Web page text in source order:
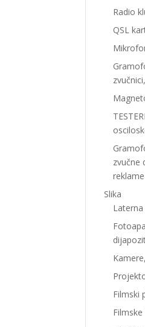
Radio
QSL
zvučne
reklame
Slika
Filmski